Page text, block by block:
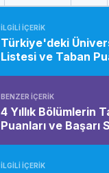
İLGİLİ İÇERİK
Türkiye'deki
Listesi ve Taban
BENZER İÇERİK
4 Yıllık Bölümlerin
Puanları ve Başarı
İLGİLİ İÇERİK